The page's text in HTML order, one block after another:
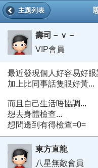
主題列表
壽司－ｖ－
VIP會員
最近發現個人好容易好
加上比同事話隻眼好黃...
而且自己生活唔協調...
想去身體檢查...
想問邊到有得檢查=0=
東方直龍
八星無敵會員